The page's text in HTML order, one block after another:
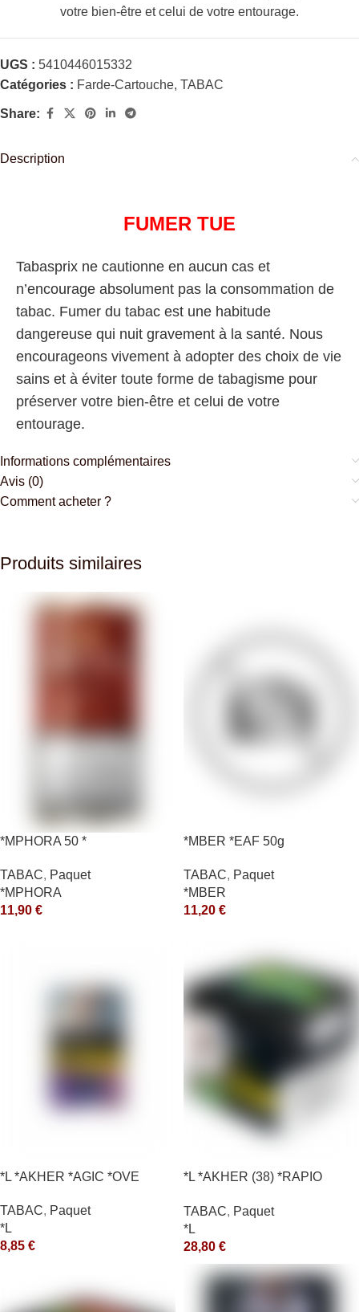
votre bien-être et celui de votre entourage.
UGS : 5410446015332
Catégories : Farde-Cartouche, TABAC
Share:
Description
FUMER TUE
Tabasprix ne cautionne en aucun cas et
n’encourage absolument pas la consommation de
tabac. Fumer du tabac est une habitude
dangereuse qui nuit gravement à la santé. Nous
encourageons vivement à adopter des choix de vie
sains et à éviter toute forme de tabagisme pour
préserver votre bien-être et celui de votre
entourage.
Informations complémentaires
Avis (0)
Comment acheter ?
Produits similaires
*MPHORA 50 *
TABAC, Paquet
*MPHORA
11,90 €
*MBER *EAF 50g
TABAC, Paquet
*MBER
11,20 €
*L *AKHER *AGIC *OVE
TABAC, Paquet
*L
8,85 €
*L *AKHER (38) *RAPIO
TABAC, Paquet
*L
28,80 €